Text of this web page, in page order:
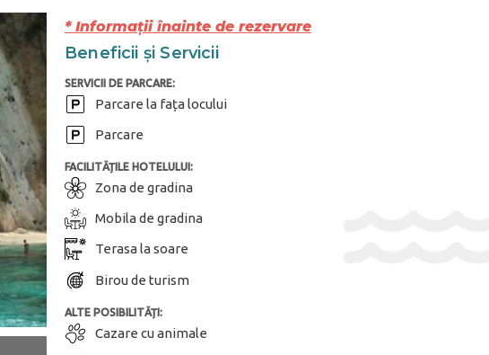
* Informații înainte de rezervare
Beneficii și Servicii
SERVICII DE PARCARE:
Parcare la fața locului
Parcare
FACILITĂȚILE HOTELULUI:
Zona de gradina
Mobila de gradina
Terasa la soare
Birou de turism
ALTE POSIBILITĂȚI:
Cazare cu animale